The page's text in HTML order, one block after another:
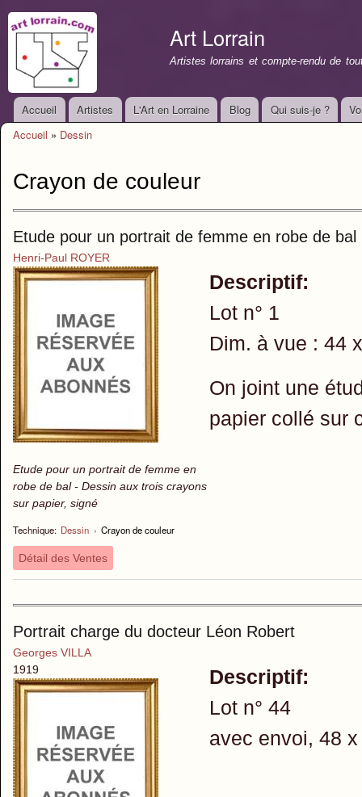
Art Lorrain
Artistes lorrains et compte-rendu de
Menu principal
Accueil Artistes L'Art en Lorraine Blog Qui suis-je ?
Accueil » Dessin
Crayon de couleur
Etude pour un portrait de femme en robe de bal
Henri-Paul ROYER
Etude pour un portrait de femme en
robe de bal - Dessin aux trois crayons
sur papier, signé
Technique: Dessin › Crayon de couleur
Descriptif:
Lot n° 1
Dim. à vue : 44
On joint une
papier collé sur
Détail des Ventes
Portrait charge du docteur Léon Robert
Georges VILLA
1919
Descriptif:
Lot n° 44
avec envoi, 48